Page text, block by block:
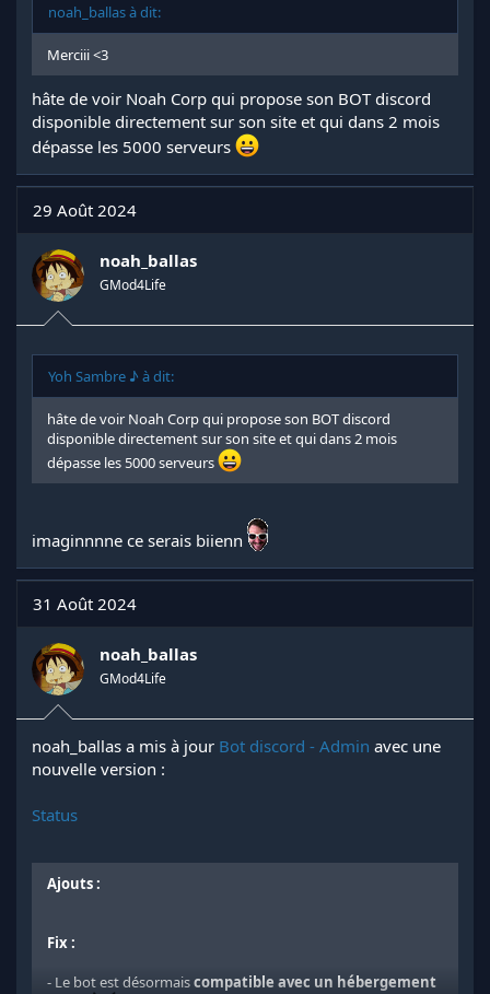
noah_ballas à dit:
Merciii <3
hâte de voir Noah Corp qui propose son BOT discord
disponible directement sur son site et qui dans 2 mois
dépasse les 5000 serveurs
29 Août 2024
noah_ballas
GMod4Life
Yoh Sambre ♪ à dit:
hâte de voir Noah Corp qui propose son BOT discord
disponible directement sur son site et qui dans 2 mois
dépasse les 5000 serveurs
imaginnnne ce serais biienn
31 Août 2024
noah_ballas
GMod4Life
noah_ballas a mis à jour Bot discord - Admin avec une
nouvelle version :
Status
Ajouts :
Fix :
- Le bot est désormaiscompatible avec un hébergement